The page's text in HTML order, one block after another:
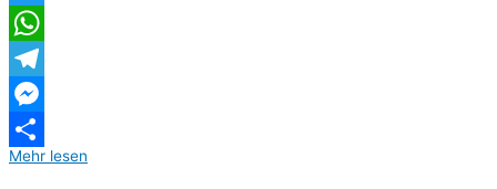
Twitter
WhatsApp
Telegram
Messenger
Teilen
Mehr lesen